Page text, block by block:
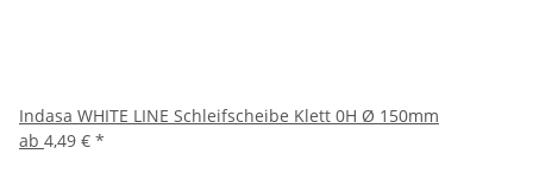
Indasa WHITE LINE Schleifscheibe Klett 0H Ø 150mm
ab 4,49 € *